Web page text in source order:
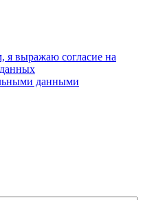
я выражаю согласие на
данными